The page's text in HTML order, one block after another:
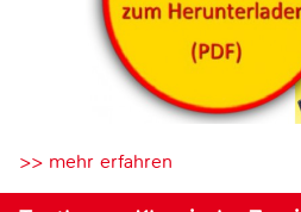
>> mehr erfahren